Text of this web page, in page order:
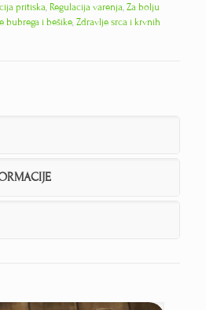
pritiska, Regulacija varenja, Za bolju
bubrega i bešike, Zdravlje srca i krvnih